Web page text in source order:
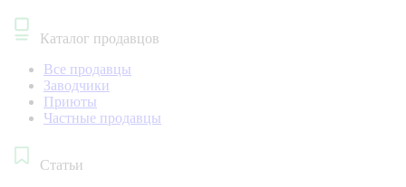
Каталог продавцов
Все продавцы
Заводчики
Приюты
Частные продавцы
Статьи